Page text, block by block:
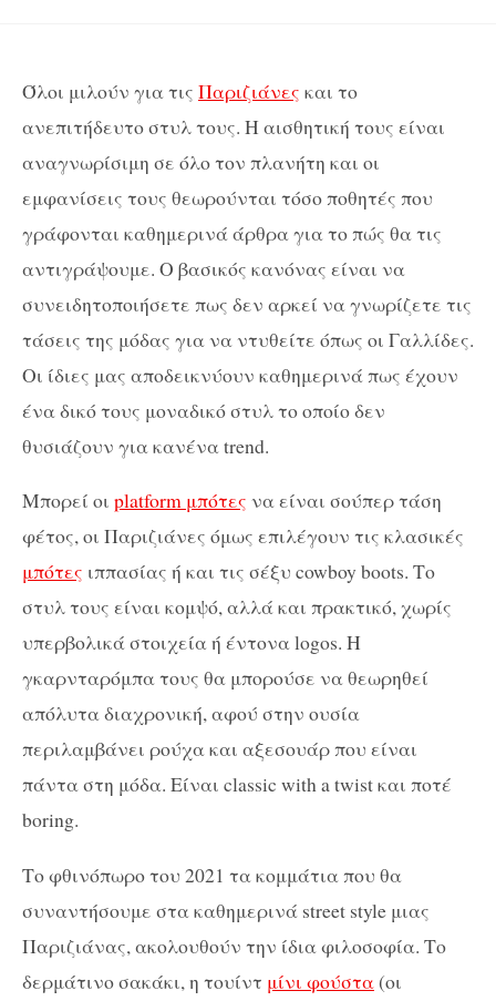
Όλοι μιλούν για τις Παριζιάνες και το
ανεπιτήδευτο στυλ τους. Η αισθητική τους είναι
αναγνωρίσιμη σε όλο τον πλανήτη και οι
εμφανίσεις τους θεωρούνται τόσο ποθητές που
γράφονται καθημερινά άρθρα για το πώς θα τις
αντιγράψουμε. Ο βασικός κανόνας είναι να
συνειδητοποιήσετε πως δεν αρκεί να γνωρίζετε τις
τάσεις της μόδας για να ντυθείτε όπως οι Γαλλίδες.
Οι ίδιες μας αποδεικνύουν καθημερινά πως έχουν
ένα δικό τους μοναδικό στυλ το οποίο δεν
θυσιάζουν για κανένα trend.
Μπορεί οι platform μπότες να είναι σούπερ τάση
φέτος, οι Παριζιάνες όμως επιλέγουν τις κλασικές
μπότες ιππασίας ή και τις σέξυ cowboy boots. Το
στυλ τους είναι κομψό, αλλά και πρακτικό, χωρίς
υπερβολικά στοιχεία ή έντονα logos. Η
γκαρνταρόμπα τους θα μπορούσε να θεωρηθεί
απόλυτα διαχρονική, αφού στην ουσία
περιλαμβάνει ρούχα και αξεσουάρ που είναι
πάντα στη μόδα. Είναι classic with a twist και ποτέ
boring.
Το φθινόπωρο του 2021 τα κομμάτια που θα
συναντήσουμε στα καθημερινά street style μιας
Παριζιάνας, ακολουθούν την ίδια φιλοσοφία. Το
δερμάτινο σακάκι, η τουίντ μίνι φούστα (οι